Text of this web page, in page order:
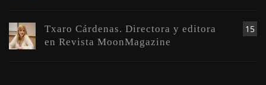
15
Txaro Cárdenas. Directora y editora
en Revista MoonMagazine